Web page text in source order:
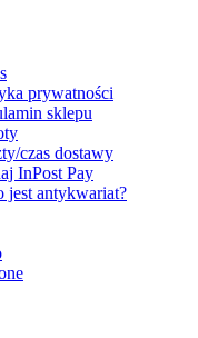
prywatności
sklepu
czas dostawy
InPost Pay
jest antykwariat?